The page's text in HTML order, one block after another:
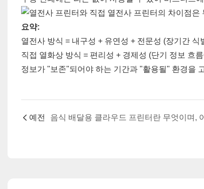
요약:
열전사 방식 = 내구성 + 유연성 + 전문성 (장기간 식
직접 열화상 방식 = 편리성 + 경제성 (단기 정보 흐
정보가 "보존"되어야 하는 기간과 "활용될" 환경을
예전